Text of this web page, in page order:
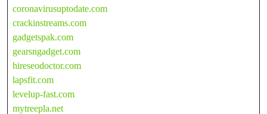
coronavirusuptodate.com
crackinstreams.com
gadgetspak.com
gearsngadget.com
hireseodoctor.com
lapsfit.com
levelup-fast.com
mytreepla.net